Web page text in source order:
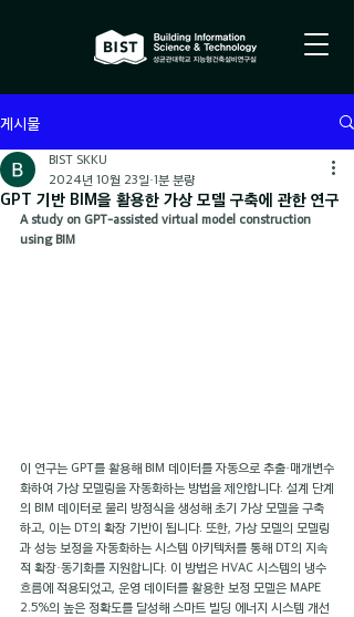
게시물
GPT 기반 BIM을 활용한 가상 모델 구축에 관한 연구
BIST SKKU
2024년 10월 23일 1분 분량
A study on GPT-assisted virtual model construction
using BIM
이 연구는 GPT를 활용해 BIM 데이터를 자동으로 추출·매개변수
화하여 가상 모델링을 자동화하는 방법을 제안합니다. 설계 단계
의 BIM 데이터로 물리 방정식을 생성해 초기 가상 모델을 구축
하고, 이는 DT의 확장 기반이 됩니다. 또한, 가상 모델의 모델링
과 성능 보정을 자동화하는 시스템 아키텍처를 통해 DT의 지속
적 확장·동기화를 지원합니다. 이 방법은 HVAC 시스템의 냉수
흐름에 적용되었고, 운영 데이터를 활용한 보정 모델은 MAPE
2.5%의 높은 정확도를 달성해 스마트 빌딩 에너지 시스템 개선